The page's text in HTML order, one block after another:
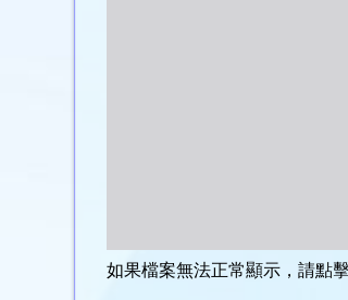
如果檔案無法正常顯示，請點擊